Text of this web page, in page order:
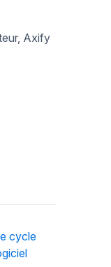
Axify
cycle